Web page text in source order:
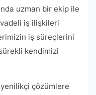
uzman bir ekip ile
iş ilişkileri
iş süreçlerini
kendimizi
çözümlere